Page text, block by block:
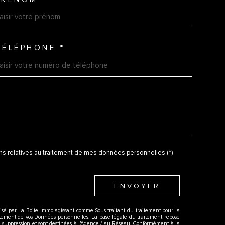
*
relatives au traitement de mes données personnelles (*)
ENVOYER
par La Boite Immo agissant comme Sous-traitant du traitement pour la
de vos Données personnelles. La base légale du traitement repose